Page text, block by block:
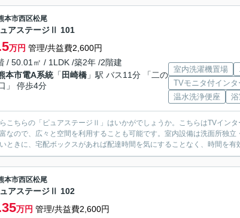
本市西区松尾
アステージⅡ 101
万円 管理/共益費2,600円
/ 50.01㎡ / 1LDK /築2年 /2階建
本市電A系統「 田崎橋 」駅 バス11分 「二の
」 停歩4分
室内洗濯機置場
TVモニタ付インタ
温水洗浄便座
こちらの「ピュアステージⅡ」はいかがでしょうか。こちらはTVイン
なので、広々と空間を利用することも可能です。室内設備は洗面所独
ときに、宅配ボックスがあれば配達時間を気にすることなく、時間を有
本市西区松尾
アステージⅡ 102
万円 管理/共益費2,600円